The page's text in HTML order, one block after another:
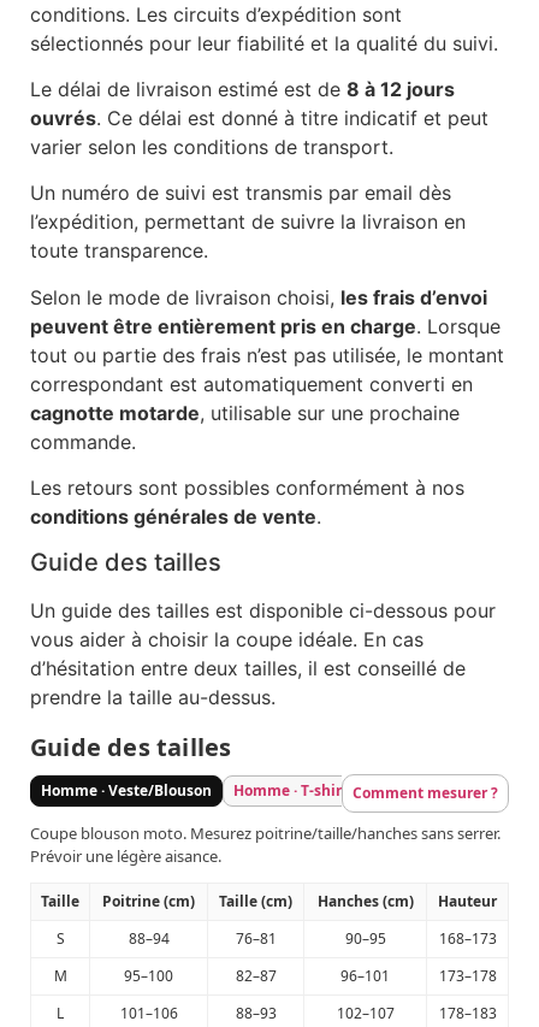
conditions. Les circuits d’expédition sont
sélectionnés pour leur fiabilité et la qualité du suivi.
Le délai de livraison estimé est de 8 à 12 jours
ouvrés. Ce délai est donné à titre indicatif et peut
varier selon les conditions de transport.
Un numéro de suivi est transmis par email dès
l’expédition, permettant de suivre la livraison en
toute transparence.
Selon le mode de livraison choisi, les frais d’envoi
peuvent être entièrement pris en charge. Lorsque
tout ou partie des frais n’est pas utilisée, le montant
correspondant est automatiquement converti en
cagnotte motarde, utilisable sur une prochaine
commande.
Les retours sont possibles conformément à nos
conditions générales de vente.
Guide des tailles
Un guide des tailles est disponible ci-dessous pour
vous aider à choisir la coupe idéale. En cas
d’hésitation entre deux tailles, il est conseillé de
prendre la taille au-dessus.
Guide des tailles
Homme · Veste/Blouson Homme · T-shirt/Sweat Homme ·
Comment mesurer ?
Coupe blouson moto. Mesurez poitrine/taille/hanches sans serrer.
Prévoir une légère aisance.
Taille Poitrine (cm) Taille (cm) Hanches (cm)
Hauteur
S
88–94 76–81 90–95
168–173
M
95–100 82–87 96–101
173–178
L
101–106 88–93 102–107
178–183